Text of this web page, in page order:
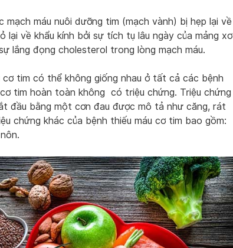
mạch máu nuôi dưỡng tim (mạch vành) bị hẹp lại về
lại về khẩu kính bởi sự tích tụ lâu ngày của mảng xơ
lắng đọng cholesterol trong lòng mạch máu.
tim có thể không giống nhau ở tất cả các bệnh
tim hoàn toàn không có triệu chứng. Triệu chứng
đầu bằng một cơn đau được mô tả như căng, rát
chứng khác của bệnh thiếu máu cơ tim bao gồm: